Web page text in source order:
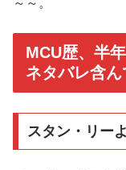
～～。
MCU歴、半
ネタバレ含ん
スタン・リー